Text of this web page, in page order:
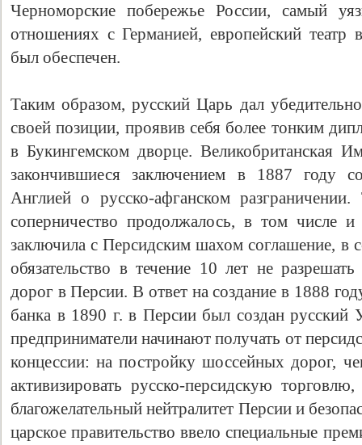
Черноморские побережье России, самый
отношениях с Германией, европейский
был обеспечен.
Таким образом, русский Царь дал
своей позиции, проявив себя более тонким
в Букингемском дворце. Великобританская
закончившиеся заключением в 1887 году
Англией о русско-афганском
соперничество продолжалось, в том числе
заключила с Персидским шахом соглашение, в
обязательство в течение 10 лет не
дорог в Персии. В ответ на создание в 1888
банка в 1890 г. в Персии был создан русский
предприниматели начинают получать от
концессии: на постройку шоссейных дорог,
активизировать русско-персидскую
благожелательный нейтралитет Персии и
царское правительство ввело специальные